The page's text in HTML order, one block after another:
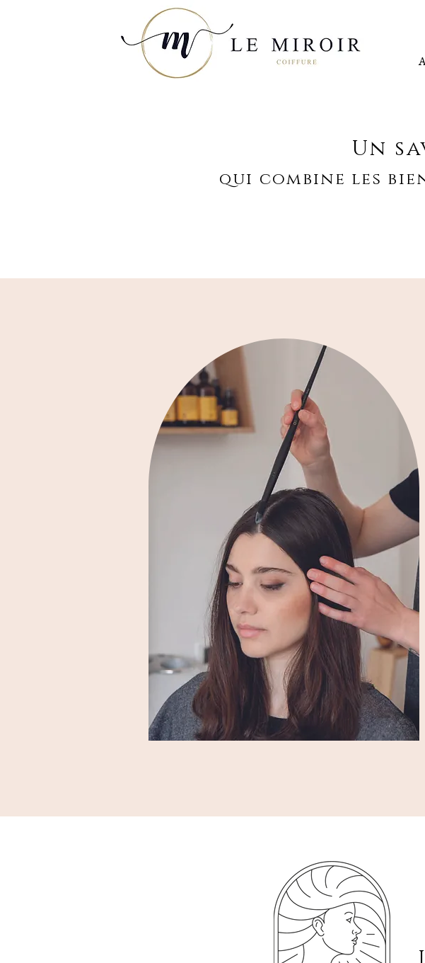
Un
qui combine les